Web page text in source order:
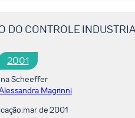
DO CONTROLE
2001
Scheeffer
Magrinni
mar de 2001